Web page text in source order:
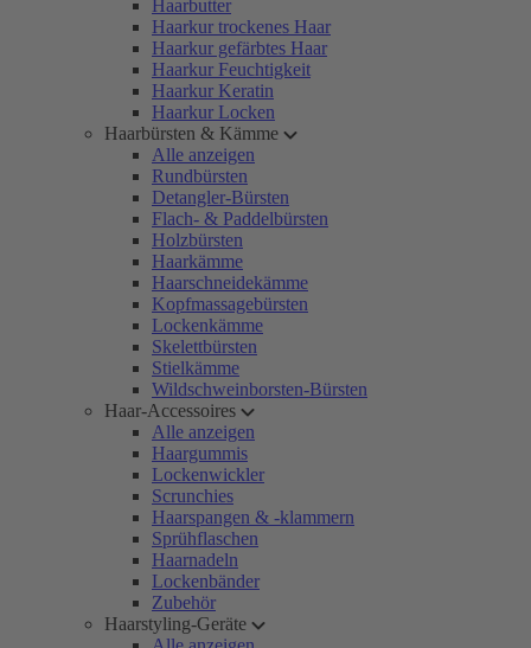
Haarbutter
Haarkur trockenes Haar
Haarkur gefärbtes Haar
Haarkur Feuchtigkeit
Haarkur Keratin
Haarkur Locken
Haarbürsten & Kämme
Alle anzeigen
Rundbürsten
Detangler-Bürsten
Flach- & Paddelbürsten
Holzbürsten
Haarkämme
Haarschneidekämme
Kopfmassagebürsten
Lockenkämme
Skelettbürsten
Stielkämme
Wildschweinborsten-Bürsten
Haar-Accessoires
Alle anzeigen
Haargummis
Lockenwickler
Scrunchies
Haarspangen & -klammern
Sprühflaschen
Haarnadeln
Lockenbänder
Zubehör
Haarstyling-Geräte